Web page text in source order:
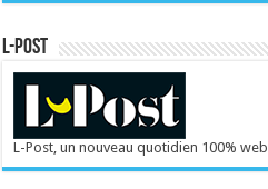
L-POST
L-Post, un nouveau quotidien 100%